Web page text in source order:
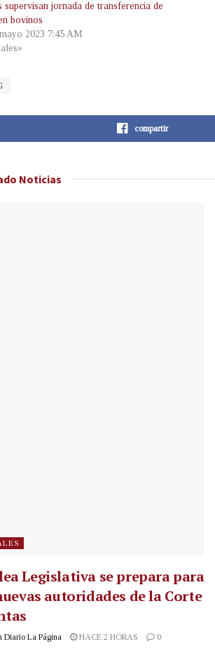
supervisan jornada de transferencia de
bovinos
2023 7:45 AM
compartir
Noticias
Legislativa se prepara para
autoridades de la Corte
Diario La Página HACE 2 HORAS 0